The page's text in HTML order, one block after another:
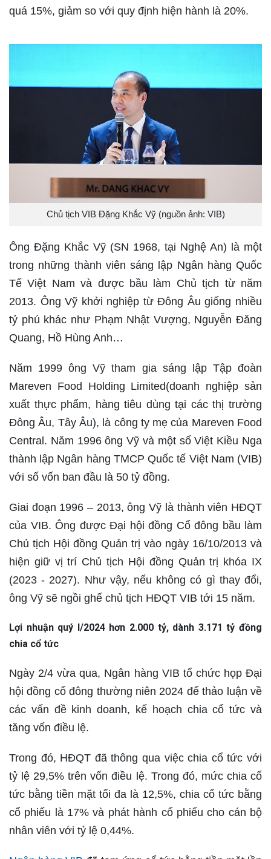
quá 15%, giảm so với quy định hiện hành là 20%.
Chủ tịch VIB Đặng Khắc Vỹ (nguồn ảnh: VIB)
Ông Đặng Khắc Vỹ (SN 1968, tại Nghệ An) là một
trong những thành viên sáng lập Ngân hàng Quốc
Tế Việt Nam và được bầu làm Chủ tịch từ năm
2013. Ông Vỹ khởi nghiệp từ Đông Âu giống nhiều
tỷ phú khác như Phạm Nhật Vượng, Nguyễn Đăng
Quang, Hồ Hùng Anh…
Năm 1999 ông Vỹ tham gia sáng lập Tập đoàn
Mareven Food Holding Limited(doanh nghiệp sản
xuất thực phẩm, hàng tiêu dùng tại các thị trường
Đông Âu, Tây Âu), là công ty mẹ của Mareven Food
Central. Năm 1996 ông Vỹ và một số Việt Kiều Nga
thành lập Ngân hàng TMCP Quốc tế Việt Nam (VIB)
với số vốn ban đầu là 50 tỷ đồng.
Giai đoạn 1996 – 2013, ông Vỹ là thành viên HĐQT
của VIB. Ông được Đại hội đồng Cổ đông bầu làm
Chủ tịch Hội đồng Quản trị vào ngày 16/10/2013 và
hiện giữ vị trí Chủ tịch Hội đồng Quản trị khóa IX
(2023 - 2027). Như vậy, nếu không có gì thay đổi,
ông Vỹ sẽ ngồi ghế chủ tịch HĐQT VIB tới 15 năm.
Lợi nhuận quý I/2024 hơn 2.000 tỷ, dành 3.171 tỷ đồng
chia cổ tức
Ngày 2/4 vừa qua, Ngân hàng VIB tổ chức họp Đại
hội đồng cổ đông thường niên 2024 để thảo luận về
các vấn đề kinh doanh, kế hoạch chia cổ tức và
tăng vốn điều lệ.
Trong đó, HĐQT đã thông qua việc chia cổ tức với
tỷ lệ 29,5% trên vốn điều lệ. Trong đó, mức chia cổ
tức bằng tiền mặt tối đa là 12,5%, chia cổ tức bằng
cổ phiếu là 17% và phát hành cổ phiếu cho cán bộ
nhân viên với tỷ lệ 0,44%.